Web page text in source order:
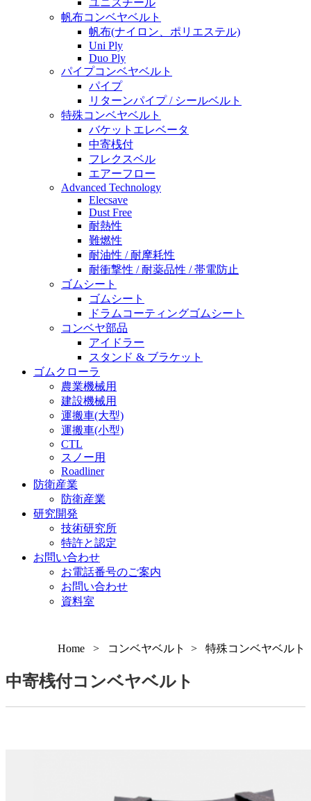
ユニスチール
帆布コンベヤベルト
帆布(ナイロン、ポリエステル)
Uni Ply
Duo Ply
パイプコンベヤベルト
パイプ
リターンパイプ / シールベルト
特殊コンベヤベルト
バケットエレベータ
中寄桟付
フレクスベル
エアーフロー
Advanced Technology
Elecsave
Dust Free
耐熱性
難燃性
耐油性 / 耐摩耗性
耐衝撃性 / 耐薬品性 / 帯電防止
ゴムシート
ゴムシート
ドラムコーティングゴムシート
コンベヤ部品
アイドラー
スタンド & ブラケット
ゴムクローラ
農業機械用
建設機械用
運搬車(大型)
運搬車(小型)
CTL
スノー用
Roadliner
防衛産業
防衛産業
研究開発
技術研究所
特許と認定
お問い合わせ
お電話番号のご案内
お問い合わせ
資料室
Home > コンベヤベルト > 特殊コンベヤベルト
中寄桟付コンベヤベルト